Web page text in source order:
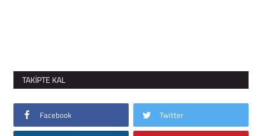
TAKIPTE KAL
Facebook Twitter